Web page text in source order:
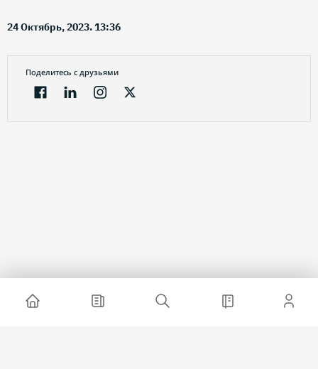
24 Октябрь, 2023. 13:36
Поделитесь с друзьями